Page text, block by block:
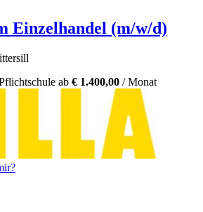
Einzelhandel (m/w/d)
ab € 1.400,00 / Monat